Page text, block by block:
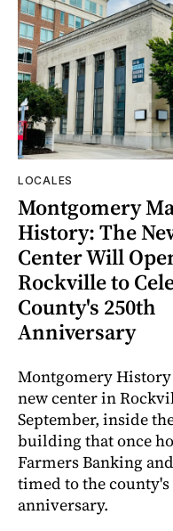
LOCALES
Montgomery
History: The
Center Will
Rockville to
County's 250th
Anniversary
Montgomery
new center in
September, inside
building that once
Farmers Banking
timed to the county's
anniversary.